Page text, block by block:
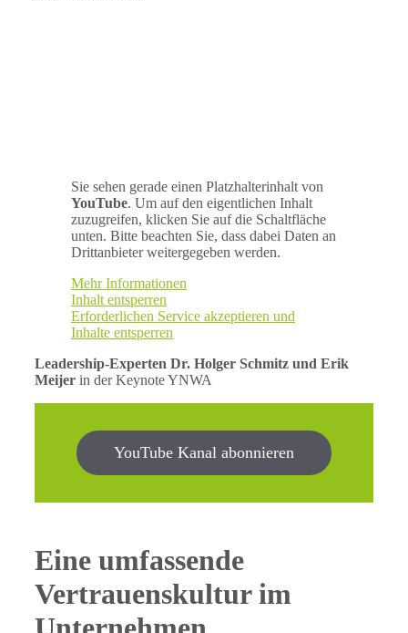
Sie sehen gerade einen Platzhalterinhalt von
YouTube. Um auf den eigentlichen Inhalt
zuzugreifen, klicken Sie auf die Schaltfläche
unten. Bitte beachten Sie, dass dabei Daten an
Drittanbieter weitergegeben werden.
Mehr Informationen
Inhalt entsperren
Erforderlichen Service akzeptieren und
Inhalte entsperren
Leadership-Experten Dr. Holger Schmitz und Erik
Meijer in der Keynote YNWA
YouTube Kanal abonnieren
Eine umfassende
Vertrauenskultur im